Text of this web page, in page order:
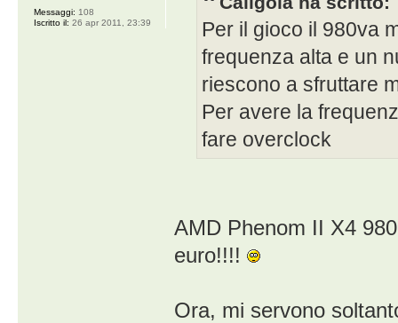
Per il gioco il 980va
frequenza alta e un
riescono a sfruttare
Per avere la
fare overclock
AMD Phenom II X4
euro!!!!
Ora, mi servono
Messaggi: 108
Iscritto il: 26 apr 2011, 23:39